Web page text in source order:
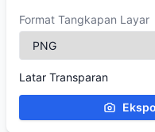
Format Tangkapan Layar
Latar Transparan